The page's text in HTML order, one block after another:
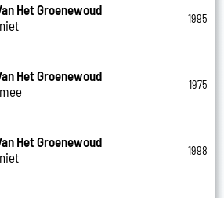
Het Groenewoud
1995
Het Groenewoud
1975
Het Groenewoud
1998